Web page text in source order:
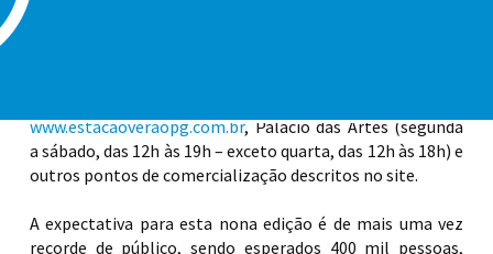
www.estacaoveraopg.com.br, Palácio das Artes (segunda
a sábado, das 12h às 19h – exceto quarta, das 12h às 18h) e
outros pontos de comercialização descritos no site.
A expectativa para esta nona edição é de mais uma vez
recorde de público, sendo esperados 400 mil pessoas,